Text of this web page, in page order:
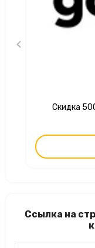
Скидка
Ссылка на